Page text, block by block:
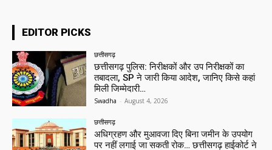
EDITOR PICKS
छत्तीसगढ़
छत्तीसगढ़ पुलिस: निरीक्षकों और उप निरीक्षकों का
तबादला, SP ने जारी किया आदेश, जानिए किसे कहां
मिली जिम्मेदारी…
Swadha - August 4, 2026
छत्तीसगढ़
अधिग्रहण और मुआवजा दिए बिना जमीन के उपयोग
पर नहीं लगाई जा सकती रोक… छत्तीसगढ़ हाईकोर्ट ने